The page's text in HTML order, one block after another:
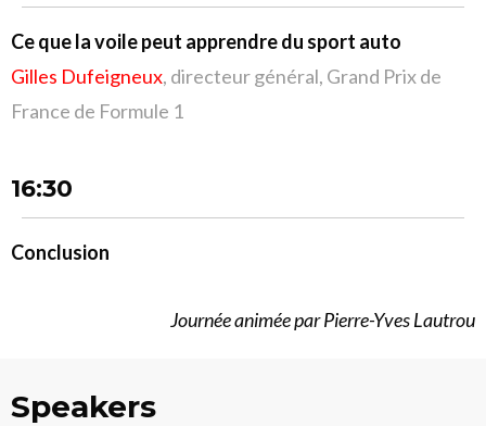
Ce que la voile peut apprendre du sport auto
Gilles Dufeigneux, directeur général, Grand Prix de
France de Formule 1
16:30
Conclusion
Journée animée par Pierre-Yves Lautrou
Speakers